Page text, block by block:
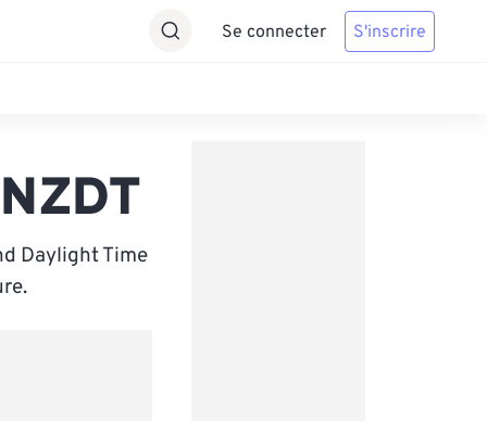
Se connecter S'inscrire
Daylight Time